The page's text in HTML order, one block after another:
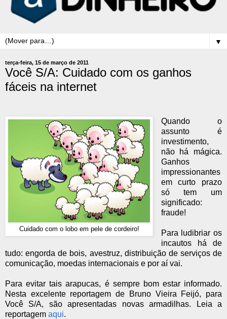
▼
terça-feira, 15 de março de 2011
Você S/A: Cuidado com os ganhos
fáceis na internet
Cuidado com o lobo em pele de cordeiro!
Quando o
assunto é
investimento,
não há mágica.
Ganhos
impressionantes
em curto prazo
só tem um
significado:
fraude!
Para ludibriar os
incautos há de
tudo: engorda de bois, avestruz, distribuição de serviços de
comunicação, moedas internacionais e por aí vai.
Para evitar tais arapucas, é sempre bom estar informado.
Nesta excelente reportagem de Bruno Vieira Feijó, para
Você S/A, são apresentadas novas armadilhas. Leia a
reportagem aqui.